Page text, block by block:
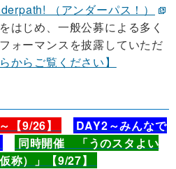
（アンダーパス！）
じめ、一般公募による多く
ォーマンスを披露していただ
からご覧ください】
【9/26】
DAY2～みんなで
同時開催 「うのスタよい
称）」【9/27】